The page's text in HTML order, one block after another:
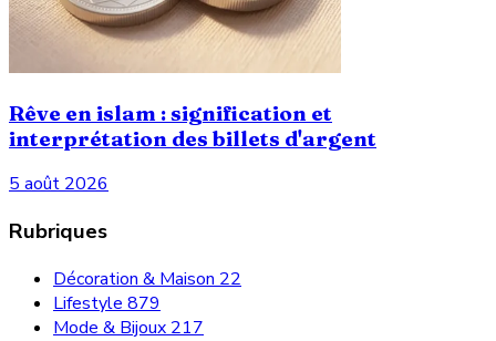
Rêve en islam : signification et
interprétation des billets d'argent
5 août 2026
Rubriques
Décoration & Maison 22
Lifestyle 879
Mode & Bijoux 217